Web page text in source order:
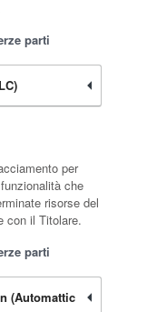
parti
per
che
risorse del
con il Titolare.
parti
(Automattic